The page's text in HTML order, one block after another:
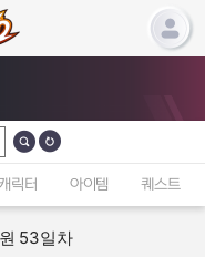
릭터 아이템 퀘스트
53일차